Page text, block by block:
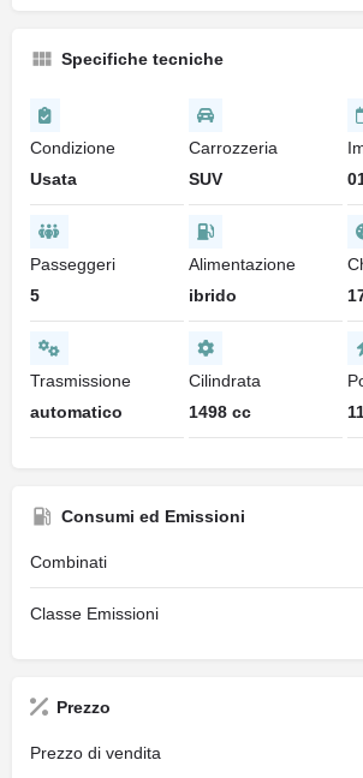
Specifiche tecniche
Condizione
Usata
Carrozzeria
SUV
Passeggeri
5
Alimentazione
ibrido
Trasmissione
automatico
Cilindrata
1498 cc
Consumi ed Emissioni
Combinati
Classe Emissioni
Prezzo
Prezzo di vendita